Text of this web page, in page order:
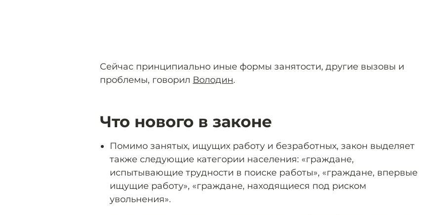
Сейчас принципиально иные формы занятости, другие вызовы и
проблемы, говорил Володин.
Что нового в законе
Помимо занятых, ищущих работу и безработных, закон выделяет
также следующие категории населения: «граждане,
испытывающие трудности в поиске работы», «граждане, впервые
ищущие работу», «граждане, находящиеся под риском
увольнения».